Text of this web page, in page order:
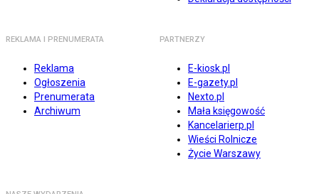
REKLAMA I PRENUMERATA
Reklama
Ogłoszenia
Prenumerata
Archiwum
PARTNERZY
E-kiosk.pl
E-gazety.pl
Nexto.pl
Mała księgowość
Kancelarierp.pl
Wieści Rolnicze
Życie Warszawy